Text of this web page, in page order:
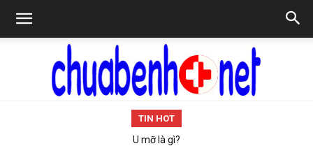
Chữa
TIN HOT
U mỡ là gì?